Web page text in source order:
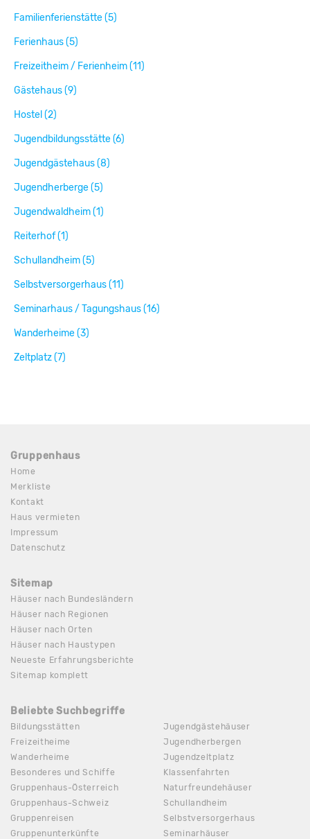
Familienferienstätte (5)
Ferienhaus (5)
Freizeitheim / Ferienheim (11)
Gästehaus (9)
Hostel (2)
Jugendbildungsstätte (6)
Jugendgästehaus (8)
Jugendherberge (5)
Jugendwaldheim (1)
Reiterhof (1)
Schullandheim (5)
Selbstversorgerhaus (11)
Seminarhaus / Tagungshaus (16)
Wanderheime (3)
Zeltplatz (7)
Gruppenhaus
Home
Merkliste
Kontakt
Haus vermieten
Impressum
Datenschutz
Sitemap
Häuser nach Bundesländern
Häuser nach Regionen
Häuser nach Orten
Häuser nach Haustypen
Neueste Erfahrungsberichte
Sitemap komplett
Beliebte Suchbegriffe
Bildungsstätten
Freizeitheime
Wanderheime
Besonderes und Schiffe
Gruppenhaus-Österreich
Gruppenhaus-Schweiz
Gruppenreisen
Gruppenunterkünfte
Jugendgästehäuser
Jugendherbergen
Jugendzeltplatz
Klassenfahrten
Naturfreundehäuser
Schullandheim
Selbstversorgerhaus
Seminarhäuser